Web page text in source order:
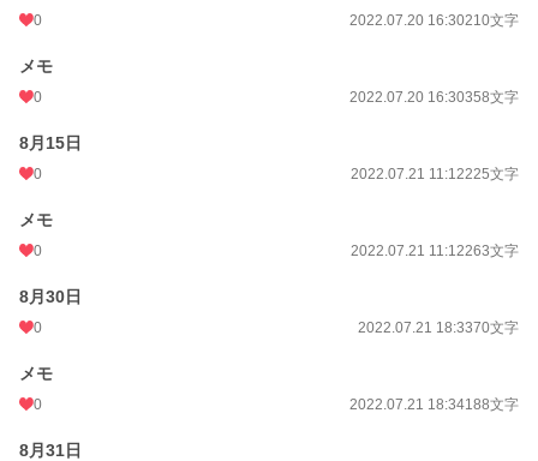
0 2022.07.20 16:30210文字
メモ
0 2022.07.20 16:30358文字
8月15日
0 2022.07.21 11:12225文字
メモ
0 2022.07.21 11:12263文字
8月30日
0 2022.07.21 18:3370文字
メモ
0 2022.07.21 18:34188文字
8月31日